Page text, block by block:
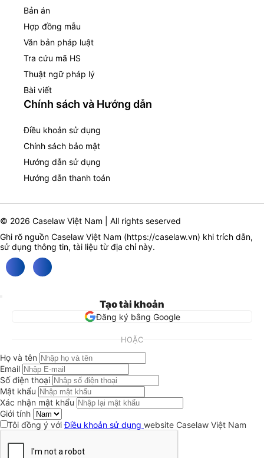
Bản án
Hợp đồng mẫu
Văn bản pháp luật
Tra cứu mã HS
Thuật ngữ pháp lý
Bài viết
Chính sách và Hướng dẫn
Điều khoản sử dụng
Chính sách bảo mật
Hướng dẫn sử dụng
Hướng dẫn thanh toán
© 2026 Caselaw Việt Nam | All rights seserved
Ghi rõ nguồn Caselaw Việt Nam (https://caselaw.vn) khi trích dẫn,
sử dụng thông tin, tài liệu từ địa chỉ này.
Tạo tài khoản
Đăng ký bằng Google
HOẶC
Họ và tên
Email
Số điện thoại
Mật khẩu
Xác nhận mật khẩu
Giới tính
Tôi đồng ý vớiĐiều khoản sử dụng website Caselaw Việt Nam